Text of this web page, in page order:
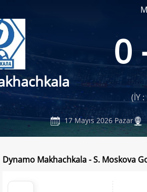
0
(İY :
17 Mayıs 2026 Pazar
Dynamo Makhachkala - S. Moskova